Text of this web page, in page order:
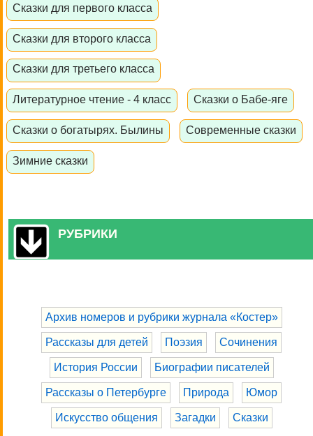
Сказки для первого класса
Сказки для второго класса
Сказки для третьего класса
Литературное чтение - 4 класс Сказки о Бабе-яге
Сказки о богатырях. Былины Современные сказки
Зимние сказки
РУБРИКИ
Архив номеров и рубрики журнала «Костер»
Рассказы для детей Поэзия Сочинения
История России Биографии писателей
Рассказы о Петербурге Природа Юмор
Искусство общения Загадки Сказки